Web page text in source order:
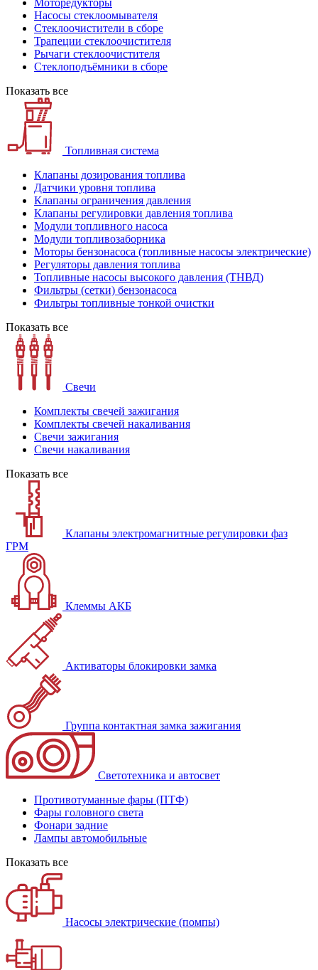
Моторедукторы
Насосы стеклоомывателя
Стеклоочистители в сборе
Трапеции стеклоочистителя
Рычаги стеклоочистителя
Стеклоподъёмники в сборе
Показать все
Топливная система
Клапаны дозирования топлива
Датчики уровня топлива
Клапаны ограничения давления
Клапаны регулировки давления топлива
Модули топливного насоса
Модули топливозаборника
Моторы бензонасоса (топливные насосы электрические)
Регуляторы давления топлива
Топливные насосы высокого давления (ТНВД)
Фильтры (сетки) бензонасоса
Фильтры топливные тонкой очистки
Показать все
Свечи
Комплекты свечей зажигания
Комплекты свечей накаливания
Свечи зажигания
Свечи накаливания
Показать все
Клапаны электромагнитные регулировки фаз
ГРМ
Клеммы АКБ
Активаторы блокировки замка
Группа контактная замка зажигания
Светотехника и автосвет
Противотуманные фары (ПТФ)
Фары головного света
Фонари задние
Лампы автомобильные
Показать все
Насосы электрические (помпы)